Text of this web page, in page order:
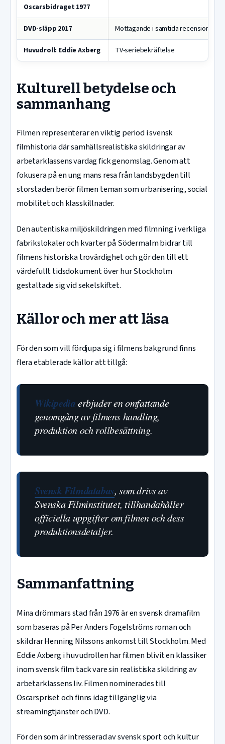
Oscarsbidraget 1977
DVD-släpp 2017 Mottagande i samtida recensioner
Huvudroll: Eddie Axberg TV-seriebekräftelse
Kulturell betydelse och
sammanhang
Filmen representerar en viktig period i svensk
filmhistoria där samhällsrealistiska skildringar av
arbetarklassens vardag fick genomslag. Genom att
fokusera på en ung mans resa från landsbygden till
storstaden berör filmen teman som urbanisering, social
mobilitet och klasskillnader.
Den autentiska miljöskildringen med filmning i verkliga
fabrikslokaler och kvarter på Södermalm bidrar till
filmens historiska trovärdighet och gör den till ett
värdefullt tidsdokument över hur Stockholm
gestaltade sig vid sekelskiftet.
Källor och mer att läsa
För den som vill fördjupa sig i filmens bakgrund finns
flera etablerade källor att tillgå:
Wikipediaerbjuder en omfattande
genomgång av filmens handling,
produktion och rollbesättning.
Svensk Filmdatabas, som drivs av
Svenska Filminstitutet, tillhandahåller
officiella uppgifter om filmen och dess
produktionsdetaljer.
Sammanfattning
Mina drömmars stad från 1976 är en svensk dramafilm
som baseras på Per Anders Fogelströms roman och
skildrar Henning Nilssons ankomst till Stockholm. Med
Eddie Axberg i huvudrollen har filmen blivit en klassiker
inom svensk film tack vare sin realistiska skildring av
arbetarklassens liv. Filmen nominerades till
Oscarspriset och finns idag tillgänglig via
streamingtjänster och DVD.
För den som är intresserad av svensk sport och kultur